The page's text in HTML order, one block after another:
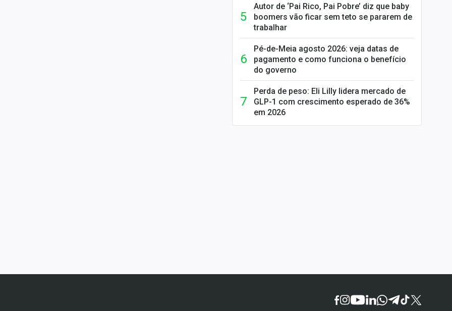
Autor de ‘Pai Rico, Pai Pobre’ diz que baby
boomers vão ficar sem teto se pararem de
trabalhar
Pé-de-Meia agosto 2026: veja datas de
pagamento e como funciona o benefício
do governo
Perda de peso: Eli Lilly lidera mercado de
GLP-1 com crescimento esperado de 36%
em 2026